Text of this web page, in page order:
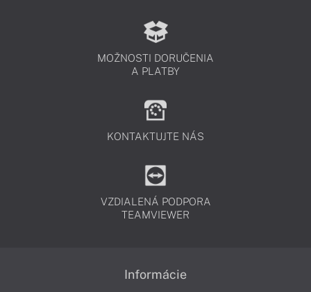
MOŽNOSTI DORUČENIA
A PLATBY
KONTAKTUJTE NÁS
VZDIALENÁ PODPORA
TEAMVIEWER
Informácie